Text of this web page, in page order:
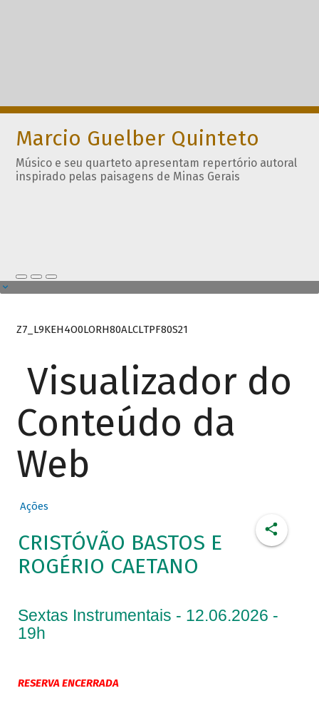
Marcio Guelber Quinteto
Músico e seu quarteto apresentam repertório autoral
inspirado pelas paisagens de Minas Gerais
Z7_L9KEH4O0LORH80ALCLTPF80S21
Visualizador do
Conteúdo da
Web
Ações
CRISTÓVÃO BASTOS E
ROGÉRIO CAETANO
Sextas Instrumentais - 12.06.2026 -
19h
RESERVA ENCERRADA